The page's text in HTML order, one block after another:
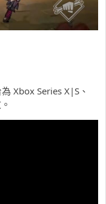
Xbox Series X|S、